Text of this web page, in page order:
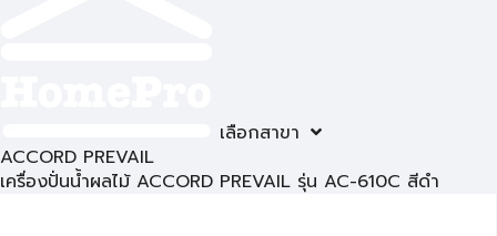
เลือกสาขา
ACCORD PREVAIL
เครื่องปั่นน้ำผลไม้ ACCORD PREVAIL รุ่น AC-610C สีดำ